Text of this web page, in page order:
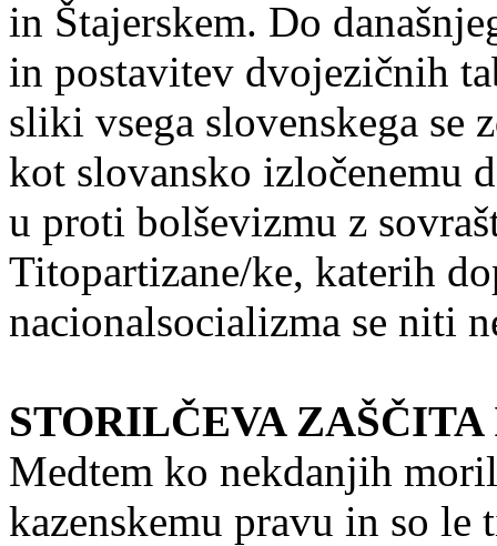
in Štajerskem. Do
in postavitev dvojezičnih
sliki vsega slovenskega se
kot slovansko izločenemu
u proti bolševizmu z
Titopartizane/ke, katerih
nacionalsocializma se niti
STORILČEVA
Medtem ko nekdanjih
kazenskemu pravu in so